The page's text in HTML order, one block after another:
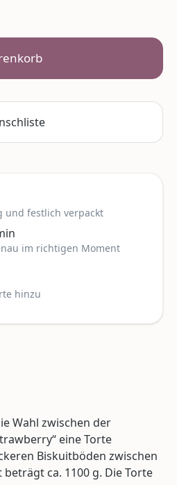
und festlich verpackt
im richtigen Moment
hinzu
Wahl zwischen der
eine Torte
Biskuitböden zwischen
ca. 1100 g. Die Torte